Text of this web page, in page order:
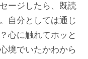
ージしたら、既読
自分としては通じ
心に触れてホッと
境でいたかわから